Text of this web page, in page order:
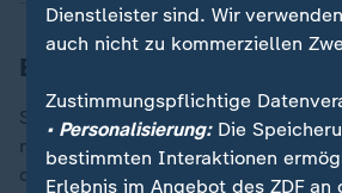
Erdogan: "Bürger
Schon am Mittwoch hatte in
mehrfach gebebt. Kurz vor 13 Uhr
die Katastrophenschutzbehörde
Dienstleister sind. Wir
auch nicht zu kommerziellen
Zustimmungspflichtige
• Personalisierung:Die
bestimmten Interaktionen
Erlebnis im Angebot des ZDF an